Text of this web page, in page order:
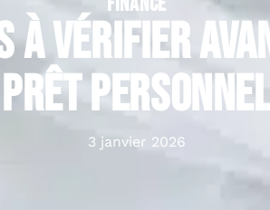
à vérifier
prêt
3 janvier 2026